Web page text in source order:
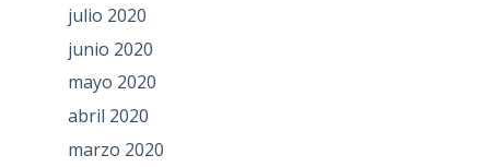
julio 2020
junio 2020
mayo 2020
abril 2020
marzo 2020